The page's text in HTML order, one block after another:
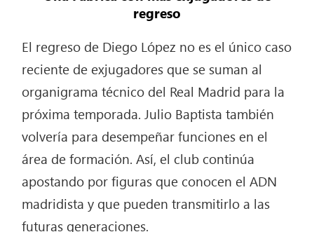
regreso
El regreso de Diego López no es el único caso
reciente de exjugadores que se suman al
organigrama técnico del Real Madrid para la
próxima temporada. Julio Baptista también
volvería para desempeñar funciones en el
área de formación. Así, el club continúa
apostando por figuras que conocen el ADN
madridista y que pueden transmitirlo a las
futuras generaciones.